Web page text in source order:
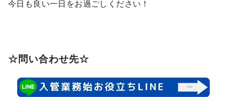
今日も良い一日をお過ごしください！
☆問い合わせ先☆